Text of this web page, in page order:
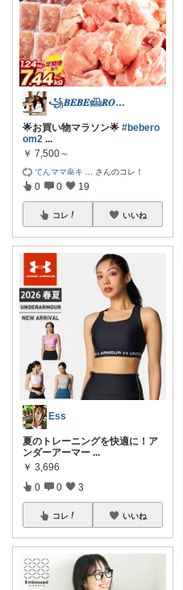
꧁𝑩𝑬𝑩𝑬𓊝𝑹𝑶𝑶𝑴꧂
🌟お買い物マラソン🌟 #bebero
om2 ...
￥ 7,500～
てんママ🥞キ さんのコレ！
0 0 19
コレ いいね
Ess
夏のトレーニングを快適に！ア
ンダーアーマー ...
￥ 3,696
0 0 3
コレ いいね